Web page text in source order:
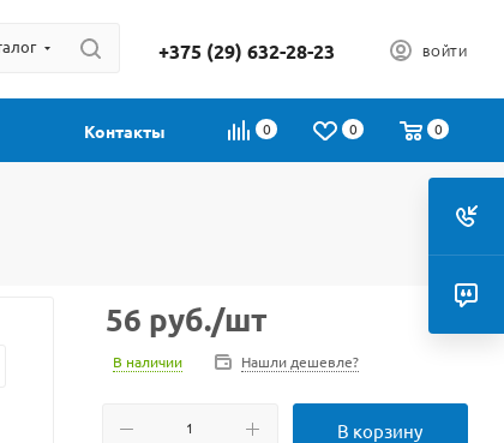
+375 (29) 632-28-23 ВОЙТИ
0 0 0
Контакты
56 руб./шт
В наличии Нашли дешевле?
В корзину